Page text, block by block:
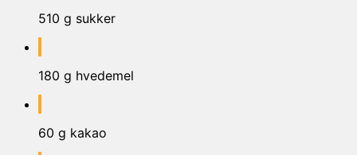
510 g sukker
180 g hvedemel
60 g kakao